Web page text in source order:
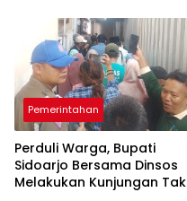
Pemerintahan
Perduli Warga, Bupati
Sidoarjo Bersama Dinsos
Melakukan Kunjungan Tak